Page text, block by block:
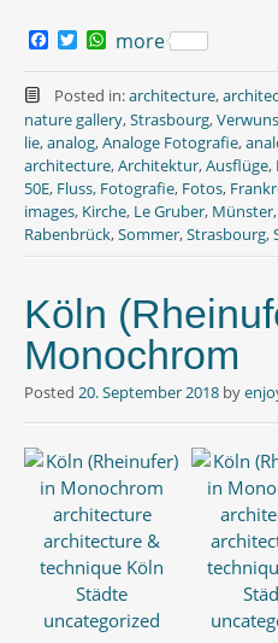
c
e
b
o
o
k
T
i
t
t
e
r
W
a
t
s
A
p
p
more
Posted in:architecture,
nature gallery,Strasbourg,
lie,analog,Analoge Fotografie,
architecture,Architektur,Ausflüge,
50E, Fluss, Fotografie, Fotos,
images, Kirche, Le Gruber, Münster,
Rabenbrück,Sommer,Strasbourg,
Köln
Monochrom
Posted 20. September 2018 by